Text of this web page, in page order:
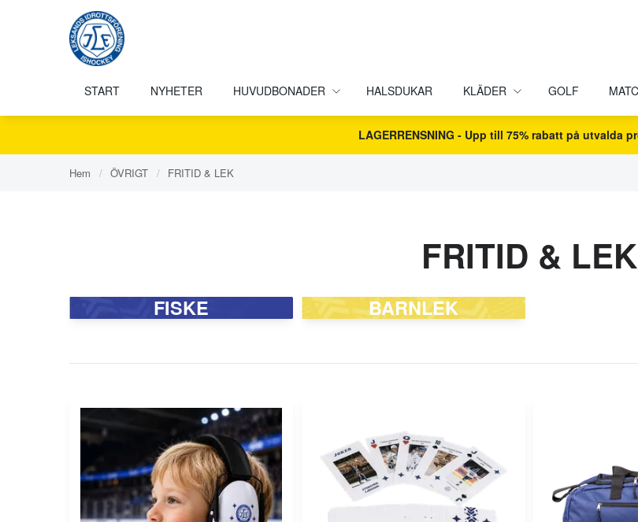
START NYHETER HUVUDBONADER HALSDUKAR KLÄDER GOLF
LAGERRENSNING - Upp till 75% rabatt på utvalda
Hem / ÖVRIGT / FRITID & LEK
FRITID & LEK
FISKE BARNLEK